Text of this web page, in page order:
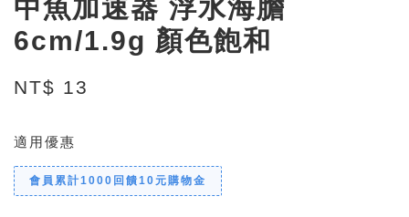
中魚加速器 浮水海膽
6cm/1.9g 顏色飽和
NT$ 13
適用優惠
會員累計1000回饋10元購物金